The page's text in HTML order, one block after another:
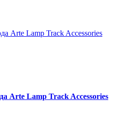
Arte Lamp Track Accessories